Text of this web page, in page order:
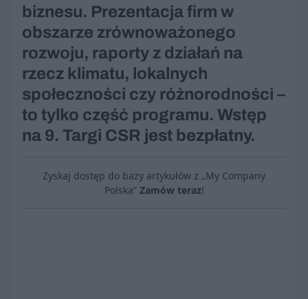
biznesu. Prezentacja firm w
obszarze zrównoważonego
rozwoju, raporty z działań na
rzecz klimatu, lokalnych
społeczności czy różnorodności –
to tylko część programu. Wstęp
na 9. Targi CSR jest bezpłatny.
Zyskaj dostęp do bazy artykułów z „My Company
Polska” Zamów teraz!